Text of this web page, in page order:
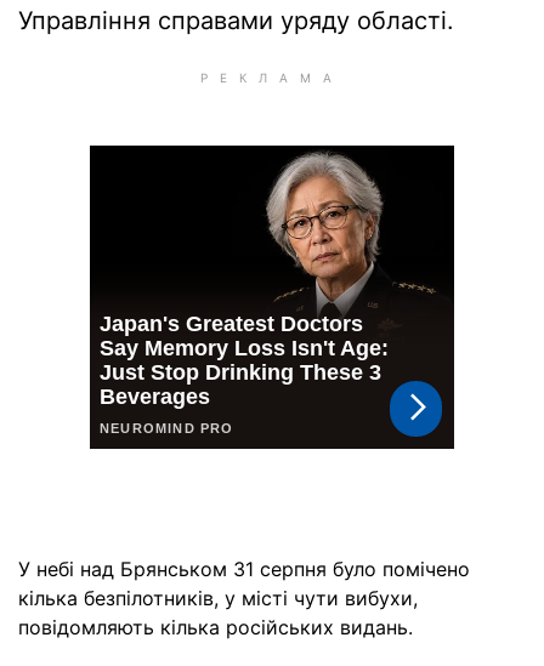
Управління справами уряду області.
У небі над Брянськом 31 серпня було помічено
кілька безпілотників, у місті чути вибухи,
повідомляють кілька російських видань.